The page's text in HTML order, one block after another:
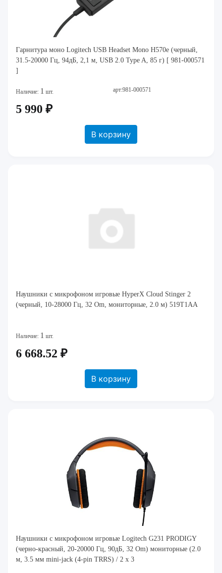
Гарнитура моно Logitech USB Headset Mono H570e (черный,
31.5-20000 Гц, 94дБ, 2,1 м, USB 2.0 Type A, 85 г) [ 981-000571
]
Наличие: 1 шт. арт:981-000571
5 990 ₽
В корзину
Наушники с микрофоном игровые HyperX Cloud Stinger 2
(черный, 10-28000 Гц, 32 Om, мониторные, 2.0 м) 519T1AA
Наличие: 1 шт.
6 668.52 ₽
В корзину
Наушники с микрофоном игровые Logitech G231 PRODIGY
(черно-красный, 20-20000 Гц, 90дБ, 32 Om) мониторные (2.0
м, 3.5 мм mini-jack (4-pin TRRS) / 2 x 3